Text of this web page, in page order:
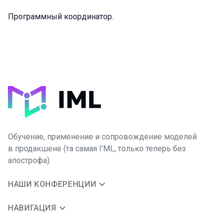
Программный координатор.
Обучение, применение и сопровождение моделей
в продакшене (та самая I’ML, только теперь без
апострофа)
НАШИ КОНФЕРЕНЦИИ
НАВИГАЦИЯ